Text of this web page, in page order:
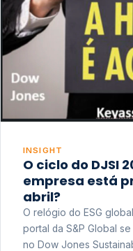
INSIGHT
O ciclo do DJSI
empresa está
abril?
O relógio do ESG global não para.
portal da S&P Global
no Dow Jones